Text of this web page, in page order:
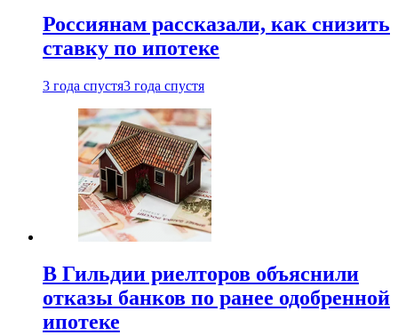
Россиянам рассказали, как снизить
ставку по ипотеке
3 года спустя3 года спустя
В Гильдии риелторов объяснили
отказы банков по ранее одобренной
ипотеке